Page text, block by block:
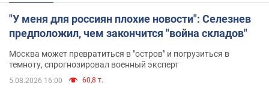
"У меня для россиян плохие новости": Селезнев
предположил, чем закончится "война складов"
Москва может превратиться в "остров" и погрузиться в
темноту, спрогнозировал военный эксперт
5.08.2026 16:00 60,8 т.